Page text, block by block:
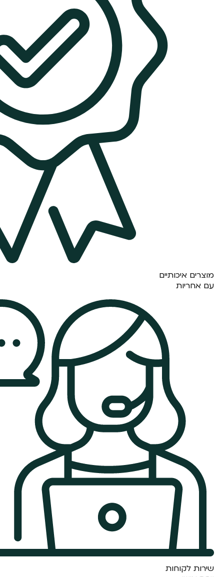
מוצרים איכותיים
עם אחריות
שירות לקוחות